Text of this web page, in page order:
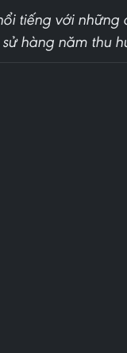
tiếng với
hàng năm thu